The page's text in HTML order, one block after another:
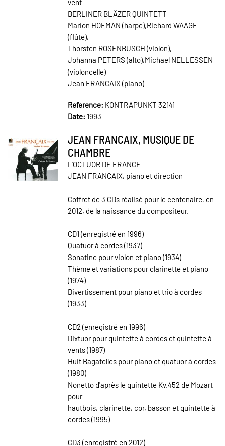
BERLINER BLÄZER QUINTETT
Marion HOFMAN (harpe),Richard WAAGE
(flûte),
Thorsten ROSENBUSCH (violon),
Johanna PETERS (alto),Michael NELLESSEN
(violoncelle)
Jean FRANCAIX (piano)
Reference: KONTRAPUNKT 32141
Date: 1993
JEAN FRANCAIX, MUSIQUE DE
CHAMBRE
L'OCTUOR DE FRANCE
JEAN FRANCAIX, piano et direction
Coffret de 3 CDs réalisé pour le centenaire, en
2012, de la naissance du compositeur.
CD1 (enregistré en 1996)
Quatuor à cordes (1937)
Sonatine pour violon et piano (1934)
Thème et variations pour clarinette et piano
(1974)
Divertissement pour piano et trio à cordes
(1933)
CD2 (enregistré en 1996)
Dixtuor pour quintette à cordes et quintette à
vents (1987)
Huit Bagatelles pour piano et quatuor à cordes
(1980)
Nonetto d'après le quintette Kv.452 de Mozart
pour
hautbois, clarinette, cor, basson et quintette à
cordes (1995)
CD3 (enregistré en 2012)